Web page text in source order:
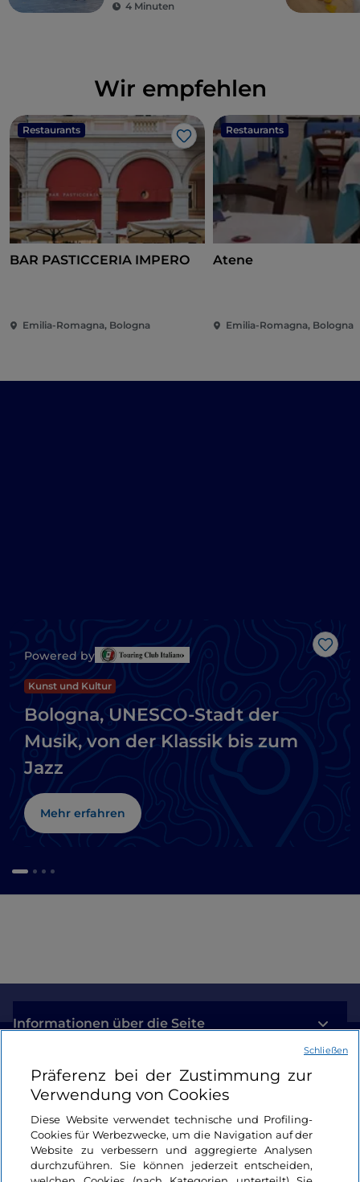
4 Minuten
Wir empfehlen
Restaurants
Like
BAR PASTICCERIA IMPERO
Emilia-Romagna, Bologna
Restaurants
Atene
Emilia-Romagna, Bologna
Like
Powered by
Kunst und Kultur
Bologna, UNESCO-Stadt der
Musik, von der Klassik bis zum
Jazz
Mehr erfahren
Informationen über die Seite
Nützliche Links
Login
Bleiben wir in Kontakt
Präferenz bei der Zustimmung zur
Verwendung von Cookies
Diese Website verwendet technische und Profiling-
Cookies für Werbezwecke, um die Navigation auf der
Website zu verbessern und aggregierte Analysen
durchzuführen. Sie können jederzeit entscheiden,
Schließen